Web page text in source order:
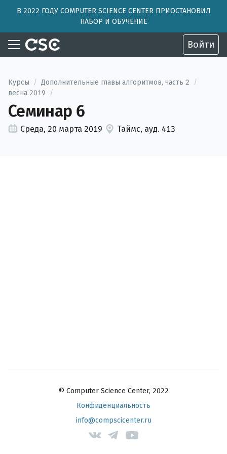
В 2022 ГОДУ COMPUTER SCIENCE CENTER ПРИОСТАНОВИЛ
НАБОР И ОБУЧЕНИЕ
Войти
Курсы / Дополнительные главы алгоритмов, часть 2
/
весна 2019
/
Семинар 6
Среда, 20 марта 2019 Таймс, ауд. 413
© Computer Science Center, 2022
Конфиденциальность
info@compscicenter.ru